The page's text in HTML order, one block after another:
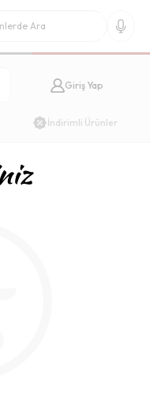
Giriş Yap
İndirimli Ürünler